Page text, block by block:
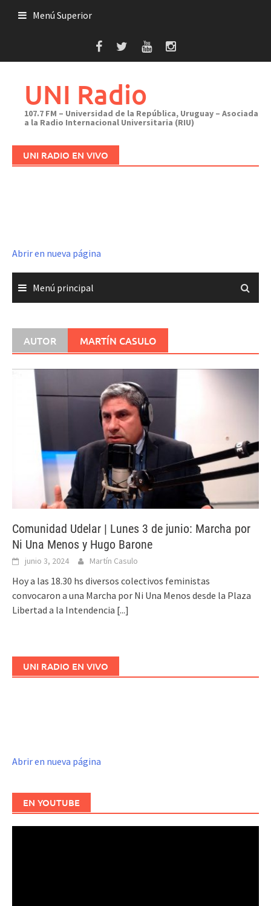
Menú Superior
UNI Radio
107.7 FM – Universidad de la República, Uruguay – Asociada
a la Radio Internacional Universitaria (RIU)
UNI RADIO EN VIVO
Abrir en nueva página
Menú principal
AUTOR MARTÍN CASULO
Comunidad Udelar | Lunes 3 de junio: Marcha por
Ni Una Menos y Hugo Barone
junio 3, 2024 Martín Casulo
Hoy a las 18.30 hs diversos colectivos feministas
convocaron a una Marcha por Ni Una Menos desde la Plaza
Libertad a la Intendencia [...]
UNI RADIO EN VIVO
Abrir en nueva página
EN YOUTUBE